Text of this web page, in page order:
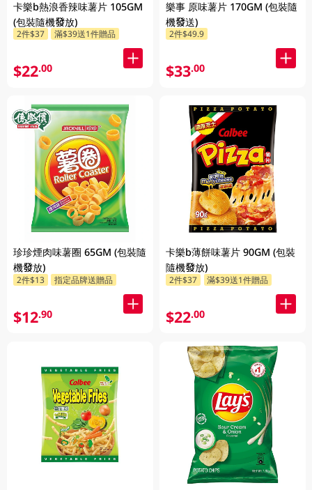
卡樂b熱浪香辣味薯片 105GM
(包裝隨機發放)
2件$37 滿$39送1件贈品
$22.00
珍珍煙肉味薯圈 65GM (包裝隨
機發放)
2件$13 指定品牌送贈品
$12.90
樂事 原味薯片 170GM (包裝隨
機發送)
2件$49.9
$33.00
卡樂b薄餅味薯片 90GM (包裝
隨機發放)
2件$37 滿$39送1件贈品
$22.00